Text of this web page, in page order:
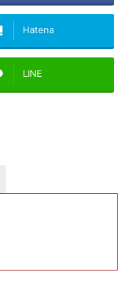
Hatena
LINE